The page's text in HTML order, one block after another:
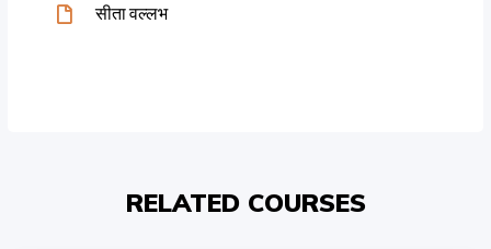
सीता वल्लभ
RELATED COURSES